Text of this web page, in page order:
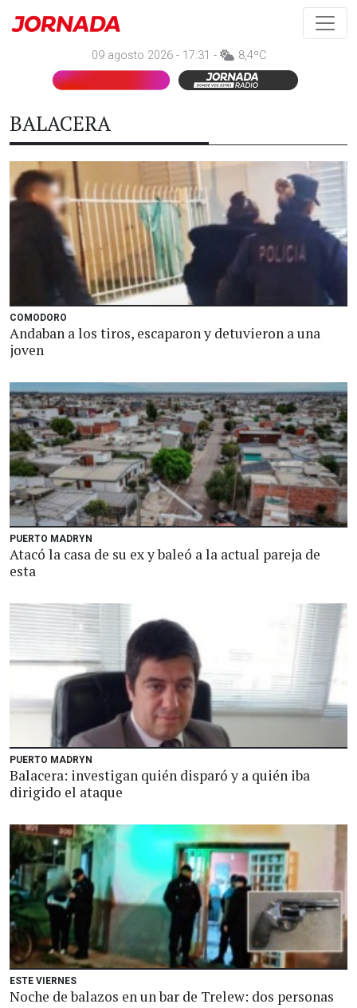
09 agosto 2026 - 17:31 - 8,4ºC
BALACERA
COMODORO
Andaban a los tiros, escaparon y detuvieron a una
joven
PUERTO MADRYN
Atacó la casa de su ex y baleó a la actual pareja de
esta
PUERTO MADRYN
Balacera: investigan quién disparó y a quién iba
dirigido el ataque
ESTE VIERNES
Noche de balazos en un bar de Trelew: dos personas